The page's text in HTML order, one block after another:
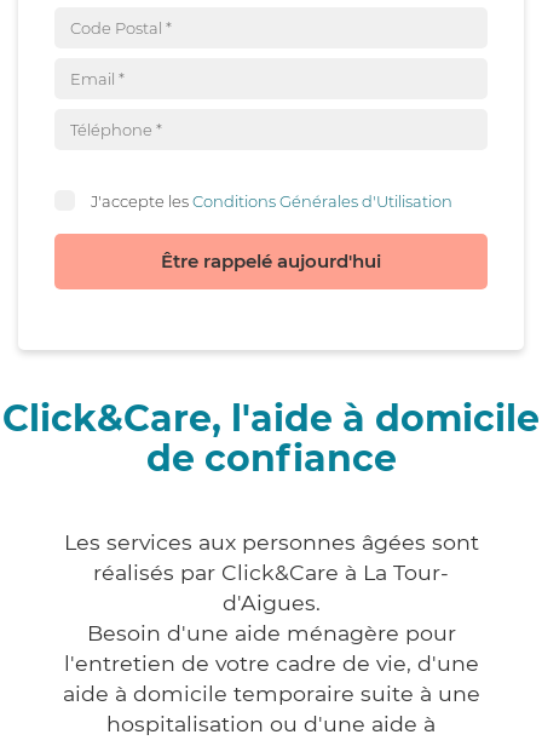
J'accepte lesConditions Générales d'Utilisation
Être rappelé aujourd'hui
Click&Care, l'aide à domicile
de confiance
Les services aux personnes âgées sont
réalisés par Click&Care à La Tour-
d'Aigues.
Besoin d'une aide ménagère pour
l'entretien de votre cadre de vie, d'une
aide à domicile temporaire suite à une
hospitalisation ou d'une aide à